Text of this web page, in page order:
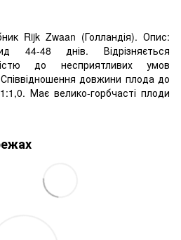
Rijk Zwaan (Голландія). Опис:
44-48 днів. Відрізняється
до несприятливих умов
довжини плода до
Має велико-горбчасті плоди